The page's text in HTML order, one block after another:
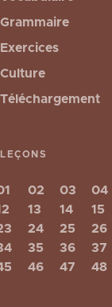
Grammaire
Exercices
Culture
Téléchargement
LEÇONS
02 03 04
13 14 15
24 25 26
35 36 37
46 47 48